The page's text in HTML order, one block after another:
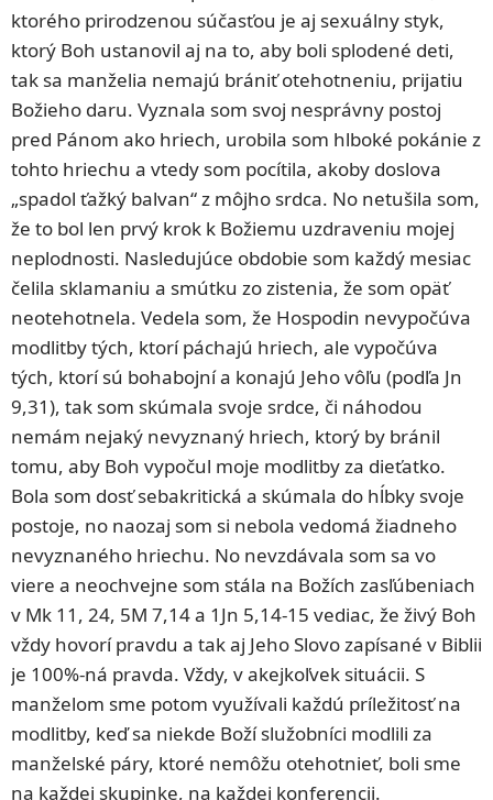
ktorého prirodzenou súčasťou je aj sexuálny styk,
ktorý Boh ustanovil aj na to, aby boli splodené deti,
tak sa manželia nemajú brániť otehotneniu, prijatiu
Božieho daru. Vyznala som svoj nesprávny postoj
pred Pánom ako hriech, urobila som hlboké pokánie z
tohto hriechu a vtedy som pocítila, akoby doslova
„spadol ťažký balvan“ z môjho srdca. No netušila som,
že to bol len prvý krok k Božiemu uzdraveniu mojej
neplodnosti. Nasledujúce obdobie som každý mesiac
čelila sklamaniu a smútku zo zistenia, že som opäť
neotehotnela. Vedela som, že Hospodin nevypočúva
modlitby tých, ktorí páchajú hriech, ale vypočúva
tých, ktorí sú bohabojní a konajú Jeho vôľu (podľa Jn
9,31), tak som skúmala svoje srdce, či náhodou
nemám nejaký nevyznaný hriech, ktorý by bránil
tomu, aby Boh vypočul moje modlitby za dieťatko.
Bola som dosť sebakritická a skúmala do hĺbky svoje
postoje, no naozaj som si nebola vedomá žiadneho
nevyznaného hriechu. No nevzdávala som sa vo
viere a neochvejne som stála na Božích zasľúbeniach
v Mk 11, 24, 5M 7,14 a 1Jn 5,14-15 vediac, že živý Boh
vždy hovorí pravdu a tak aj Jeho Slovo zapísané v Biblii
je 100%-ná pravda. Vždy, v akejkoľvek situácii. S
manželom sme potom využívali každú príležitosť na
modlitby, keď sa niekde Boží služobníci modlili za
manželské páry, ktoré nemôžu otehotnieť, boli sme
na každej skupinke, na každej konferencii.